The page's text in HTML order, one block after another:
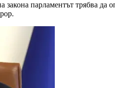
парламентът трябва да